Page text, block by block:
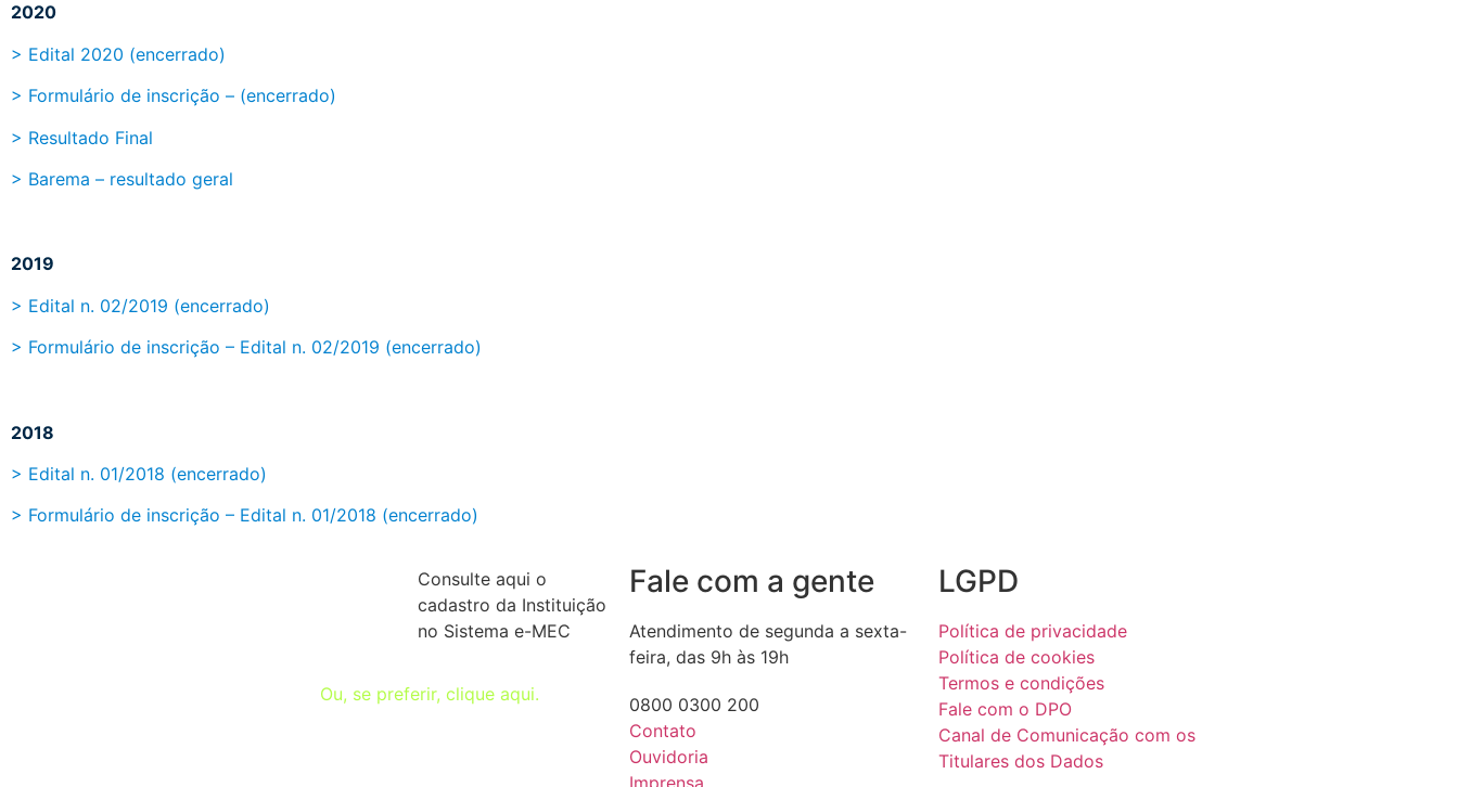
2020
> Edital 2020 (encerrado)
> Formulário de inscrição – (encerrado)
> Resultado Final
> Barema – resultado geral
2019
> Edital n. 02/2019 (encerrado)
> Formulário de inscrição – Edital n. 02/2019 (encerrado)
2018
> Edital n. 01/2018 (encerrado)
> Formulário de inscrição – Edital n. 01/2018 (encerrado)
Consulte aqui o
cadastro da Instituição
no Sistema e-MEC
Ou, se preferir, clique aqui.
Fale com a gente
Atendimento de segunda a sexta-
feira, das 9h às 19h
0800 0300 200
Contato
Ouvidoria
Imprensa
LGPD
Política de privacidade
Política de cookies
Termos e condições
Fale com o DPO
Canal de Comunicação com os
Titulares dos Dados